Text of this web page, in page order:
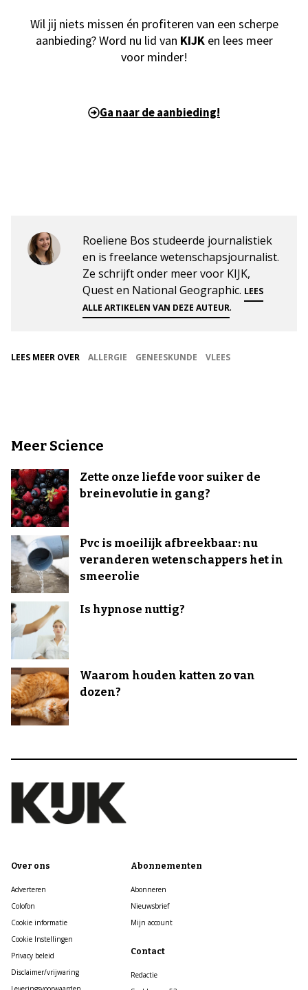
Wil jij niets missen én profiteren van een scherpe
aanbieding? Word nu lid van KIJKen lees meer
voor minder!
Ga naar de aanbieding!
Roeliene Bos studeerde journalistiek
en is freelance wetenschapsjournalist.
Ze schrijft onder meer voor KIJK,
Quest en National Geographic. LEES
ALLE ARTIKELEN VAN DEZE AUTEUR.
LEES MEER OVER ALLERGIE GENEESKUNDE VLEES
Meer Science
Zette onze liefde voor suiker de
breinevolutie in gang?
Pvc is moeilijk afbreekbaar: nu
veranderen wetenschappers het in
smeerolie
Is hypnose nuttig?
Waarom houden katten zo van
dozen?
Over ons
Adverteren
Colofon
Cookie informatie
Cookie Instellingen
Privacy beleid
Disclaimer/vrijwaring
Abonnementen
Abonneren
Nieuwsbrief
Mijn account
Contact
Redactie